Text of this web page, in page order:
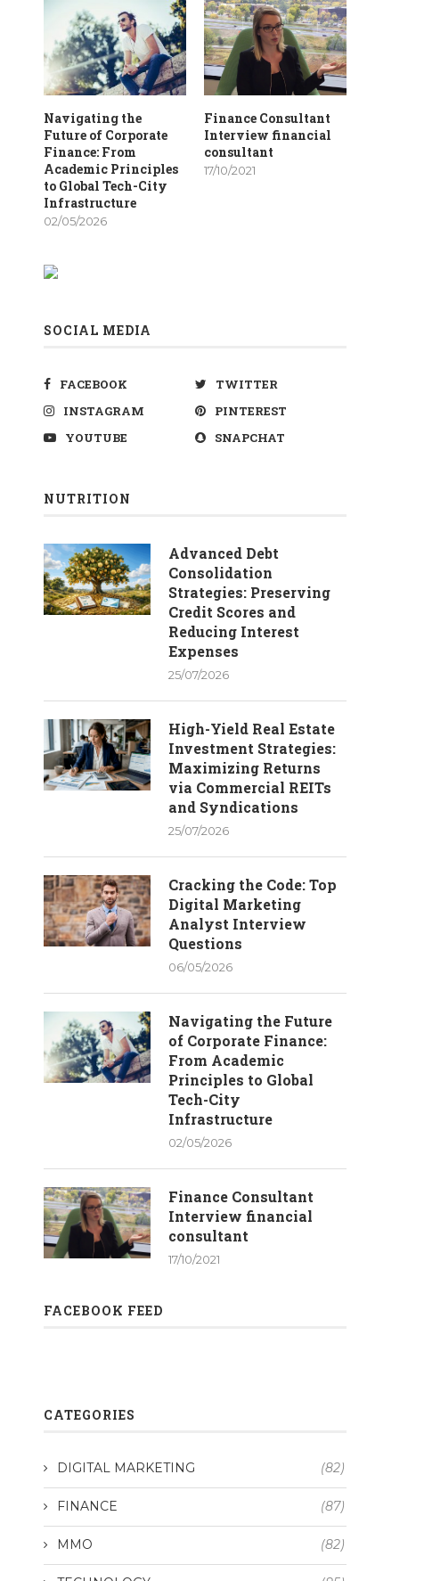
Navigating the
Future of Corporate
Finance: From
Academic Principles
to Global Tech-City
Infrastructure
02/05/2026
Finance Consultant
Interview financial
consultant
17/10/2021
SOCIAL MEDIA
FACEBOOK
TWITTER
INSTAGRAM
PINTEREST
YOUTUBE
SNAPCHAT
NUTRITION
Advanced Debt
Consolidation
Strategies: Preserving
Credit Scores and
Reducing Interest
Expenses
25/07/2026
High-Yield Real Estate
Investment Strategies:
Maximizing Returns
via Commercial REITs
and Syndications
25/07/2026
Cracking the Code: Top
Digital Marketing
Analyst Interview
Questions
06/05/2026
Navigating the Future
of Corporate Finance:
From Academic
Principles to Global
Tech-City
Infrastructure
02/05/2026
Finance Consultant
Interview financial
consultant
17/10/2021
FACEBOOK FEED
CATEGORIES
DIGITAL MARKETING (82)
FINANCE (87)
MMO (82)